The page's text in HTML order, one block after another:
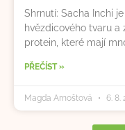
Shrnutí: Sacha Inchi
hvězdicového tvaru a
protein, které mají
PŘEČÍST »
Magda Arnoštová 6. 8.